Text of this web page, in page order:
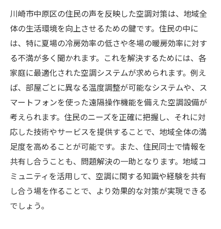
川崎市中原区の住民の声を反映した空調対策は、地域全
体の生活環境を向上させるための鍵です。住民の中に
は、特に夏場の冷房効率の低さや冬場の暖房効率に対す
る不満が多く聞かれます。これを解決するためには、各
家庭に最適化された空調システムが求められます。例え
ば、部屋ごとに異なる温度調整が可能なシステムや、ス
マートフォンを使った遠隔操作機能を備えた空調設備が
考えられます。住民のニーズを正確に把握し、それに対
応した技術やサービスを提供することで、地域全体の満
足度を高めることが可能です。また、住民同士で情報を
共有し合うことも、問題解決の一助となります。地域コ
ミュニティを活用して、空調に関する知識や経験を共有
し合う場を作ることで、より効果的な対策が実現できる
でしょう。